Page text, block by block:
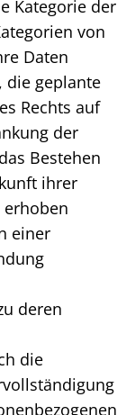
Kategorie der
von
Daten
die geplante
Rechts auf
der
Bestehen
ihrer
einer
deren
die